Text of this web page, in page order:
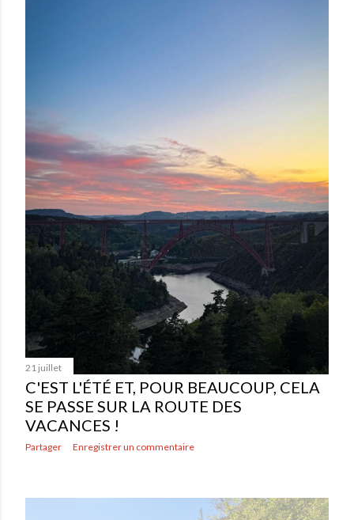
21 juillet
C'EST L'ÉTÉ ET, POUR BEAUCOUP, CELA
SE PASSE SUR LA ROUTE DES
VACANCES !
Partager Enregistrer un commentaire